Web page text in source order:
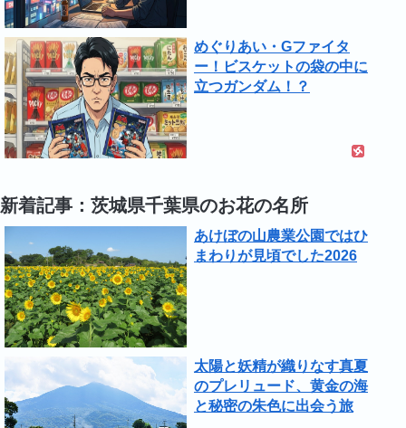
めぐりあい・Gファイタ
ー！ビスケットの袋の中に
立つガンダム！？
新着記事：茨城県千葉県のお花の名所
あけぼの山農業公園ではひ
まわりが見頃でした2026
太陽と妖精が織りなす真夏
のプレリュード、黄金の海
と秘密の朱色に出会う旅